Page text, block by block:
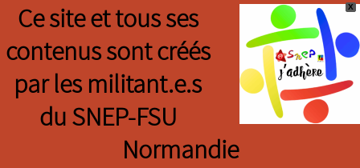
X
Ce site et tous ses
contenus sont créés
par les militant.e.s
du SNEP-FSU
Normandie